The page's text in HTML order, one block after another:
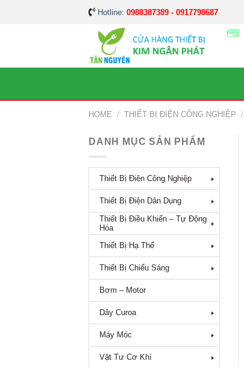
Hotline: 0988387389 - 0917798687
HOME / THIẾT BỊ ĐIỆN CÔNG NGHIỆP /
DANH MỤC SẢN PHẨM
Thiết Bị Điện Công Nghiệp
Thiết Bị Điện Dân Dụng
Thiết Bị Điều Khiển – Tự Động
Hóa
Thiết Bị Hạ Thế
Thiết Bị Chiếu Sáng
Bơm – Motor
Dây Curoa
Máy Móc
Vật Tư Cơ Khí